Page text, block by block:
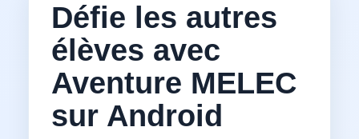
Défie les autres
élèves avec
Aventure MELEC
sur Android